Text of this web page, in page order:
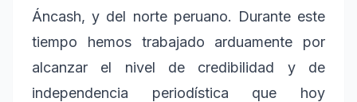
Áncash, y del norte peruano. Durante este
tiempo hemos trabajado arduamente por
alcanzar el nivel de credibilidad y de
independencia periodística que hoy